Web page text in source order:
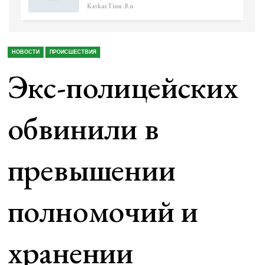
KavkazTime.ru
НОВОСТИ ПРОИСШЕСТВИЯ
Экс-полицейских
обвинили в
превышении
полномочий и
хранении